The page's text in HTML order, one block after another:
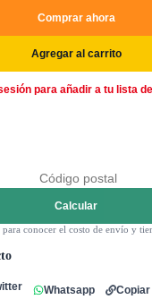
Comprar ahora
Agregar al carrito
para añadir a tu lista
Calcular
conocer el costo de envío y
Whatsapp Copiar